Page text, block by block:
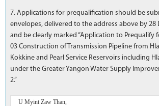
7. Applications for prequalification should be
envelopes, delivered to the address above by 28
and be clearly marked “Application to Prequalify
03 Construction of Transmission Pipeline from
Kokkine and Pearl Service Reservoirs including
under the Greater Yangon Water Supply
2.”
U Myint Zaw Than,